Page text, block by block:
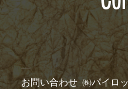
お問い合わせ ㈱パイロ